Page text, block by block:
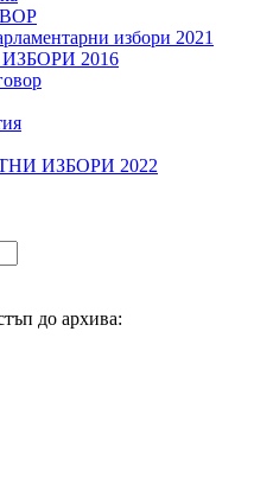
избори 2021
2016
ИЗБОРИ 2022
до архива: